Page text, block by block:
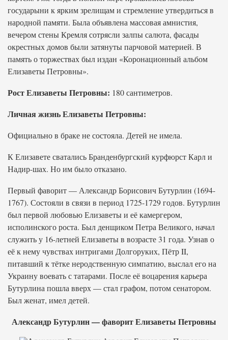
государыни к ярким зрелищам и стремление утвердиться в
народной памяти. Была объявлена массовая амнистия,
вечером стены Кремля сотрясли залпы салюта, фасады
окрестных домов были затянуты парчовой материей. В
память о торжествах был издан «Коронационный альбом
Елизаветы Петровны».
Рост Елизаветы Петровны: 180 сантиметров.
Личная жизнь Елизаветы Петровны:
Официально в браке не состояла. Детей не имела.
К Елизавете сватались Бранденбургский курфюрст Карл и
Надир-шах. Но им было отказано.
Первый фаворит — Александр Борисович Бутурлин (1694-
1767). Состояли в связи в период 1725-1729 годов. Бутурлин
был первой любовью Елизаветы и её камергером,
исполинского роста. Был денщиком Петра Великого, начал
служить у 16-летней Елизаветы в возрасте 31 года. Узнав о
её к нему чувствах интригами Долгоруких, Пётр II,
питавший к тётке неродственную симпатию, выслал его на
Украину воевать с татарами. После её воцарения карьера
Бутурлина пошла вверх — стал графом, потом сенатором.
Был женат, имел детей.
Александр Бутурлин — фаворит Елизаветы Петровны